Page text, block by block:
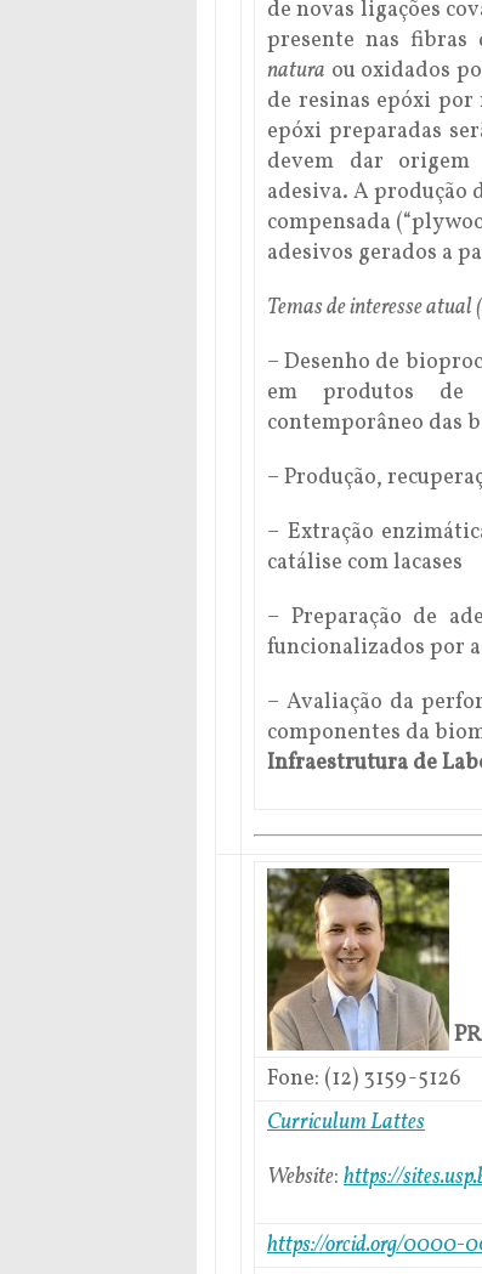
de novas ligações
presente nas fibras
natura ou oxidados
de resinas epóxi por
epóxi preparadas
devem dar origem
adesiva. A produção
compensada
adesivos gerados a
Temas de interesse
– Desenho de
em produtos de
contemporâneo das
– Produção,
– Extração
catálise com lacases
– Preparação de
funcionalizados por
– Avaliação da
componentes da
Infraestrutura de
Fone: (12) 3159-5126
Curriculum Lattes
Website: https://
https://orcid.org/0000-